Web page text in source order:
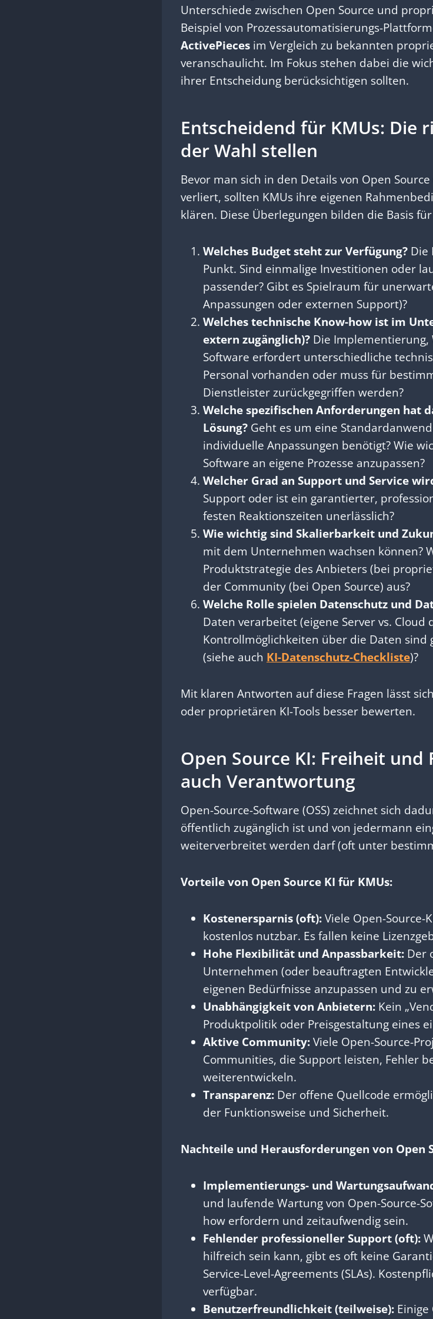
Unterschiede zwischen Open Source und
Beispiel von Prozessautomatisierungs-
ActivePieces im Vergleich zu bekannten
veranschaulicht. Im Fokus stehen dabei die
ihrer Entscheidung berücksichtigen sollten.
Entscheidend für KMUs: Die
der Wahl stellen
Bevor man sich in den Details von Open
verliert, sollten KMUs ihre eigenen
klären. Diese Überlegungen bilden die Basis
Welches Budget steht zur Verfügung? Die
Punkt. Sind einmalige Investitionen oder
passender? Gibt es Spielraum für
Anpassungen oder externen Support)?
Welches technische Know-how ist im
extern zugänglich)? Die Implementierung,
Software erfordert unterschiedliche
Personal vorhanden oder muss für
Dienstleister zurückgegriffen werden?
Welche spezifischen Anforderungen hat
Lösung? Geht es um eine
individuelle Anpassungen benötigt? Wie
Software an eigene Prozesse anzupassen?
Welcher Grad an Support und Service
Support oder ist ein garantierter,
festen Reaktionszeiten unerlässlich?
Wie wichtig sind Skalierbarkeit und
mit dem Unternehmen wachsen können?
Produktstrategie des Anbieters (bei
der Community (bei Open Source) aus?
Welche Rolle spielen Datenschutz und
Daten verarbeitet (eigene Server vs. Cloud
Kontrollmöglichkeiten über die Daten sind
(siehe auch KI-Datenschutz-Checkliste)?
Mit klaren Antworten auf diese Fragen lässt
oder proprietären KI-Tools besser bewerten.
Open Source KI: Freiheit
auch Verantwortung
Open-Source-Software (OSS) zeichnet sich
öffentlich zugänglich ist und von jedermann
weiterverbreitet werden darf (oft unter
Vorteile von Open Source KI für KMUs:
Kostenersparnis (oft):Viele Open-Source-
kostenlos nutzbar. Es fallen keine
Hohe Flexibilität und Anpassbarkeit: Der
Unternehmen (oder beauftragten
eigenen Bedürfnisse anzupassen und zu
Unabhängigkeit von Anbietern: Kein
Produktpolitik oder Preisgestaltung eines
Aktive Community:Viele Open-Source-
Communities, die Support leisten, Fehler
weiterentwickeln.
Transparenz: Der offene Quellcode
der Funktionsweise und Sicherheit.
Nachteile und Herausforderungen von Open
Implementierungs- und
und laufende Wartung von Open-Source-
how erfordern und zeitaufwendig sein.
Fehlender professioneller Support (oft):
hilfreich sein kann, gibt es oft keine
Service-Level-Agreements (SLAs).
verfügbar.
Benutzerfreundlichkeit (teilweise): Einige